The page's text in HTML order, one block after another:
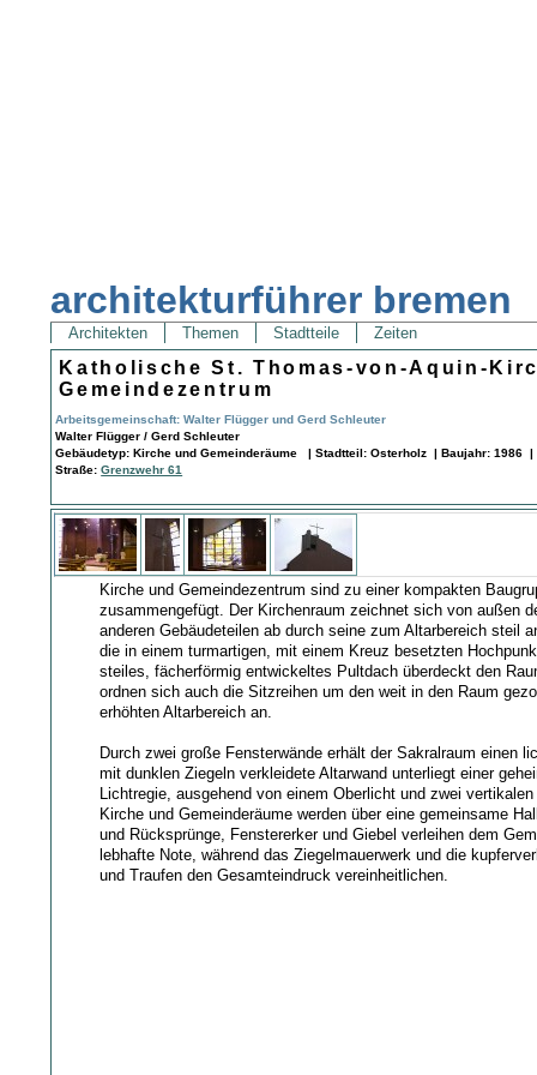
architekturführer bremen
Architekten Themen Stadtteile Zeiten
Katholische St. Thomas-von-Aquin-
Gemeindezentrum
Arbeitsgemeinschaft: Walter Flügger und Gerd Schleuter
Walter Flügger / Gerd Schleuter
Gebäudetyp: Kirche und Gemeinderäume | Stadtteil: Osterholz | Baujahr: 1986 |
Straße:Grenzwehr 61
Kirche und Gemeindezentrum sind zu einer kompakten
zusammengefügt. Der Kirchenraum zeichnet sich von außen
anderen Gebäudeteilen ab durch seine zum Altarbereich steil
die in einem turmartigen, mit einem Kreuz besetzten
steiles, fächerförmig entwickeltes Pultdach überdeckt den
ordnen sich auch die Sitzreihen um den weit in den Raum
erhöhten Altarbereich an.
Durch zwei große Fensterwände erhält der Sakralraum einen
mit dunklen Ziegeln verkleidete Altarwand unterliegt einer
Lichtregie, ausgehend von einem Oberlicht und zwei
Kirche und Gemeinderäume werden über eine gemeinsame
und Rücksprünge, Fenstererker und Giebel verleihen dem
lebhafte Note, während das Ziegelmauerwerk und die
und Traufen den Gesamteindruck vereinheitlichen.